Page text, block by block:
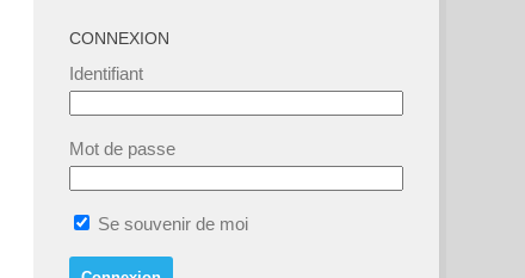
CONNEXION
Identifiant
Mot de passe
Se souvenir de moi